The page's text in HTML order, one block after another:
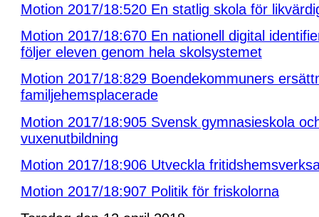
Motion 2017/18:520 En statlig skola för
Motion 2017/18:670 En nationell digital
följer eleven genom hela skolsystemet
Motion 2017/18:829 Boendekommuners
familjehemsplacerade
Motion 2017/18:905 Svensk gymnasieskola
vuxenutbildning
Motion 2017/18:906 Utveckla
Motion 2017/18:907 Politik för friskolorna